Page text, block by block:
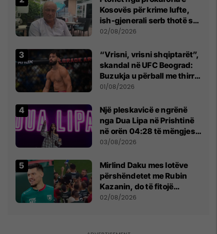
Kosovës për krime lufte,
ish-gjenerali serb thotë se
dikush e tradhtoi në
02/08/2026
“Vrisni, vrisni shqiptarët”,
skandal në UFC Beograd:
Buzukja u përball me thirrje
anti-shqiptare nga
01/08/2026
Një pleskavicë e ngrënë
nga Dua Lipa në Prishtinë
në orën 04:28 të mëngjesit
- dhe bota digjitale serbe
03/08/2026
Mirlind Daku mes lotëve
përshëndetet me Rubin
Kazanin, do të fitojë
miliona te Spartak Moska
02/08/2026